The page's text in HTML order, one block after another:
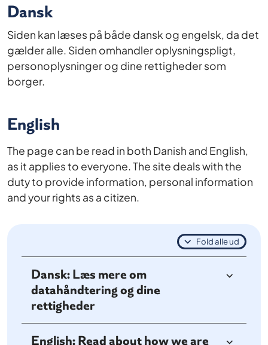
Dansk
Siden kan læses på både dansk og engelsk, da det
gælder alle. Siden omhandler oplysningspligt,
personoplysninger og dine rettigheder som
borger.
English
The page can be read in both Danish and English,
as it applies to everyone. The site deals with the
duty to provide information, personal information
and your rights as a citizen.
Fold alle ud
Dansk: Læs mere om
datahåndtering og dine
rettigheder
English: Read about how we are